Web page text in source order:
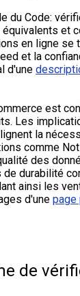
du Code:
et
en ligne
et la
d'une
est
Les
la
comme
des
durabilité
ainsi les
d'une page
de